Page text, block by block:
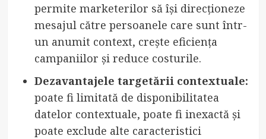
permite marketerilor să își direcționeze
mesajul către persoanele care sunt într-
un anumit context, crește eficiența
campaniilor și reduce costurile.
Dezavantajele targetării contextuale:
poate fi limitată de disponibilitatea
datelor contextuale, poate fi inexactă și
poate exclude alte caracteristici